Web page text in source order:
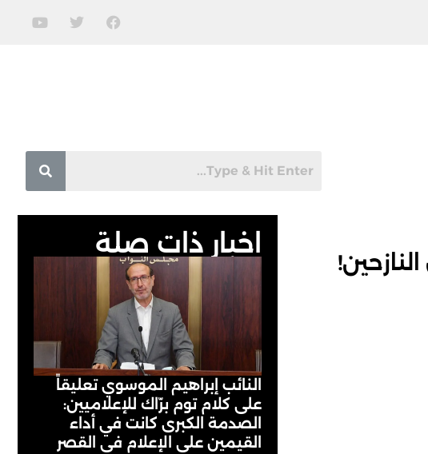
اخبار ذات صلة
النائب إبراهيم الموسوي تعليقاً
على كلام توم برّاك للإعلاميين:
الصدمة الكبرى كانت في أداء
القيمين على ‏الإعلام في القصر